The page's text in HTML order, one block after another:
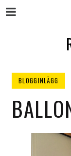
BLOGGINLÄGG
Menu